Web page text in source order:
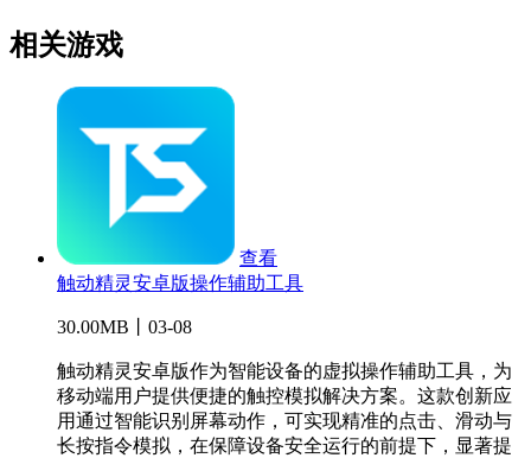
相关游戏
查看
触动精灵安卓版操作辅助工具
30.00MB丨03-08
触动精灵安卓版作为智能设备的虚拟操作辅助工具，为
移动端用户提供便捷的触控模拟解决方案。这款创新应
用通过智能识别屏幕动作，可实现精准的点击、滑动与
长按指令模拟，在保障设备安全运行的前提下，显著提